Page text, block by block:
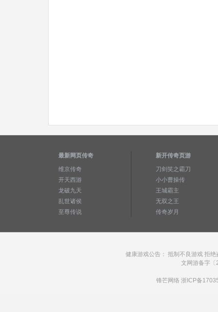
最新网页传奇
维京传奇
开天西游
龙破九天
乱世诸侯
至尊传说
新开传奇页游
刀剑笑之霸刀
小小曹操传
王城霸主
无双之王
传奇岁月
健康游戏公告： 抵制不良游戏 拒
文网游备字
锋芒网络 浙ICP备